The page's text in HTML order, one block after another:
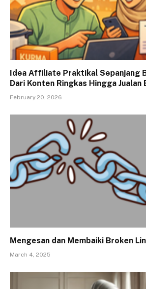
Idea Affiliate Praktikal Sepanjang
Dari Konten Ringkas Hingga
February 20, 2026
Mengesan dan Membaiki Broken
March 4, 2025